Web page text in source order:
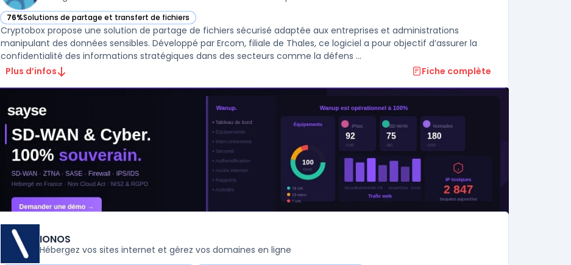
76%Solutions de partage et transfert de fichiers
— voir Cryptobox dans cette catégorie
Cryptobox propose une solution de partage de fichiers sécurisé adaptée aux entreprises et administrations
manipulant des données sensibles. Développé par Ercom, filiale de Thales, ce logiciel a pour objectif d’assurer la
confidentialité des informations stratégiques dans des secteurs comme la défens ...
Plus d’infos
Fiche complète
IONOS
Hébergez vos sites internet et gérez vos domaines en ligne